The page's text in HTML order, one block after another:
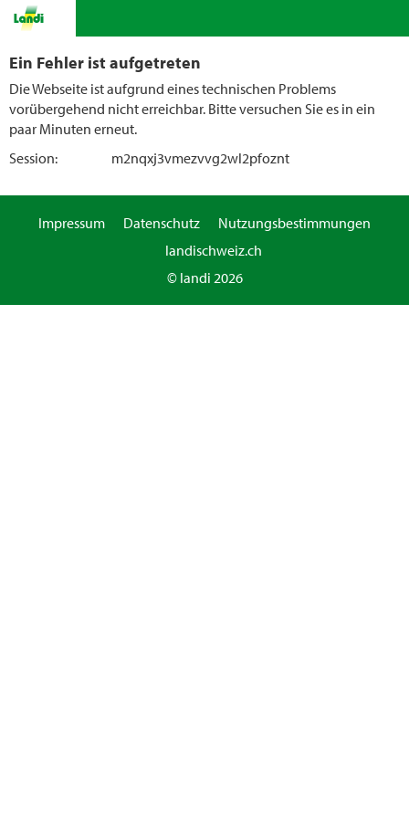
Ein Fehler ist aufgetreten
Die Webseite ist aufgrund eines technischen Problems
vorübergehend nicht erreichbar. Bitte versuchen Sie es in ein
paar Minuten erneut.
Session:
m2nqxj3vmezvvg2wl2pfoznt
Impressum Datenschutz
Nutzungsbestimmungen
landischweiz.ch
© landi 2026